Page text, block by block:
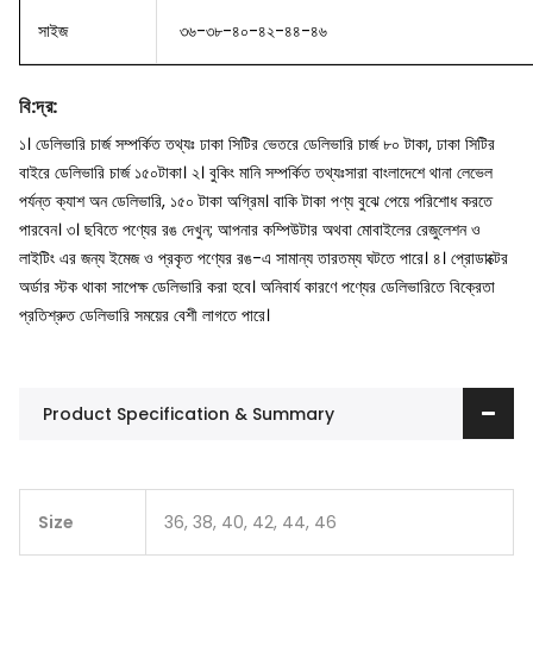
সাইজ ৩৬-৩৮-৪০-৪২-৪৪-৪৬
বি:দ্র:
১। ডেলিভারি চার্জ সম্পর্কিত তথ্যঃ ঢাকা সিটির ভেতরে ডেলিভারি চার্জ ৮০ টাকা, ঢাকা সিটির
বাইরে ডেলিভারি চার্জ ১৫০টাকা। ২। বুকিং মানি সম্পর্কিত তথ্যঃসারা বাংলাদেশে থানা লেভেল
পর্যন্ত ক্যাশ অন ডেলিভারি, ১৫০ টাকা অগ্রিম। বাকি টাকা পণ্য বুঝে পেয়ে পরিশোধ করতে
পারবেন। ৩। ছবিতে পণ্যের রঙ দেখুন; আপনার কম্পিউটার অথবা মোবাইলের রেজুলেশন ও
লাইটিং এর জন্য ইমেজ ও প্রকৃত পণ্যের রঙ-এ সামান্য তারতম্য ঘটতে পারে। ৪। প্রোডাক্টের
অর্ডার স্টক থাকা সাপেক্ষ ডেলিভারি করা হবে। অনিবার্য কারণে পণ্যের ডেলিভারিতে বিক্রেতা
প্রতিশ্রুত ডেলিভারি সময়ের বেশী লাগতে পারে।
Product Specification & Summary
Size 36, 38, 40, 42, 44, 46